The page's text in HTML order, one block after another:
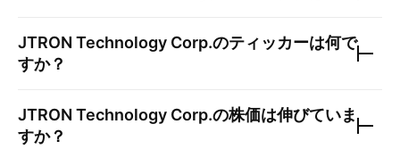
JTRON Technology Corp.のティッカーは何で
すか？
JTRON Technology Corp.の株価は伸びていま
すか？